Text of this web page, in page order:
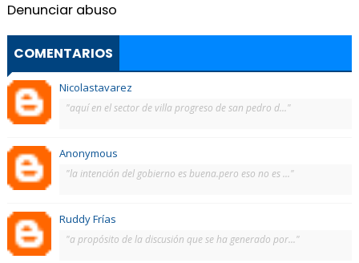
Denunciar abuso
COMENTARIOS
Nicolastavarez
"aquí en el sector de villa progreso de san pedro d..."
Anonymous
"la intención del gobierno es buena.pero eso no es ..."
Ruddy Frías
"a propósito de la discusión que se ha generado por..."